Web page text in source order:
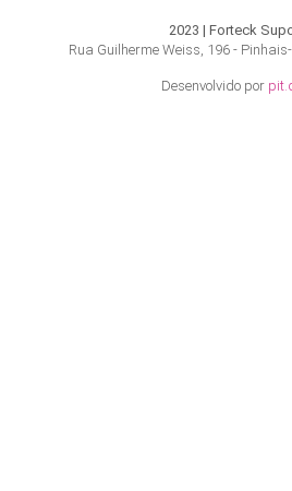
2023 | Forteck
Rua Guilherme Weiss, 196 -
Desenvolvido por